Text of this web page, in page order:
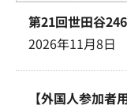
第21回世田谷
2026年11月8日
【外国人参加者